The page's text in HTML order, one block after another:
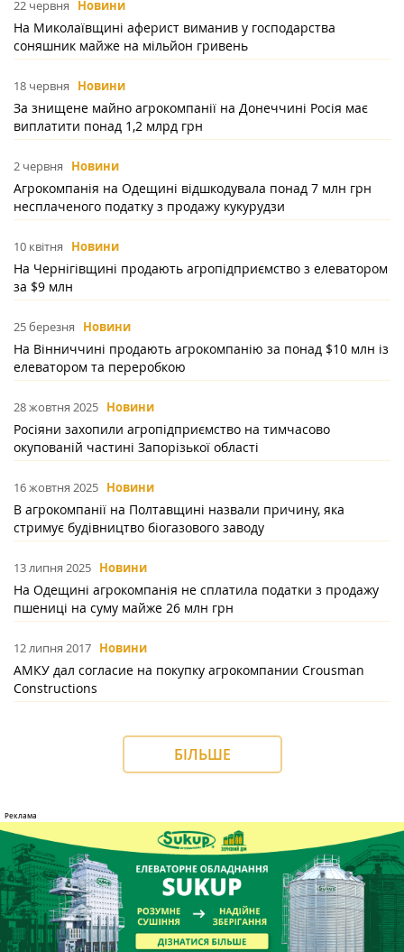
22 червня Новини
На Миколаївщині аферист виманив у господарства
соняшник майже на мільйон гривень
18 червня Новини
За знищене майно агрокомпанії на Донеччині Росія має
виплатити понад 1,2 млрд грн
2 червня Новини
Агрокомпанія на Одещині відшкодувала понад 7 млн грн
несплаченого податку з продажу кукурудзи
10 квітня Новини
На Чернігівщині продають агропідприємство з елеватором
за $9 млн
25 березня Новини
На Вінниччині продають агрокомпанію за понад $10 млн із
елеватором та переробкою
28 жовтня 2025 Новини
Росіяни захопили агропідприємство на тимчасово
окупованій частині Запорізької області
16 жовтня 2025 Новини
В агрокомпанії на Полтавщині назвали причину, яка
стримує будівництво біогазового заводу
13 липня 2025 Новини
На Одещині агрокомпанія не сплатила податки з продажу
пшениці на суму майже 26 млн грн
12 липня 2017 Новини
АМКУ дал согласие на покупку агрокомпании Сrousman
Constructions
БІЛЬШЕ